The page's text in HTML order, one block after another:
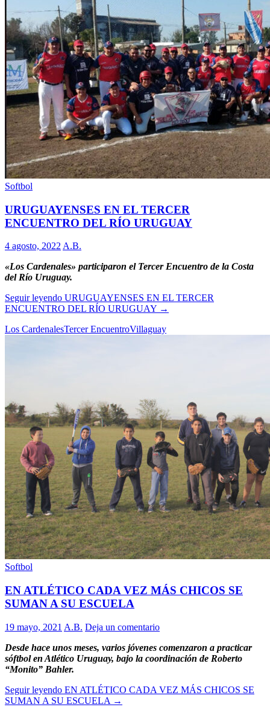
Softbol
URUGUAYENSES EN EL TERCER
ENCUENTRO DEL RÍO URUGUAY
4 agosto, 2022 A.B.
«Los Cardenales» participaron el Tercer Encuentro de la Costa
del Río Uruguay.
Seguir leyendo URUGUAYENSES EN EL TERCER
ENCUENTRO DEL RÍO URUGUAY →
Los CardenalesTercer EncuentroVillaguay
Softbol
EN ATLÉTICO CADA VEZ MÁS CHICOS SE
SUMAN A SU ESCUELA
19 mayo, 2021 A.B. Deja un comentario
Desde hace unos meses, varios jóvenes comenzaron a practicar
sóftbol en Atlético Uruguay, bajo la coordinación de Roberto
“Monito” Bahler.
Seguir leyendo EN ATLÉTICO CADA VEZ MÁS CHICOS SE
SUMAN A SU ESCUELA →